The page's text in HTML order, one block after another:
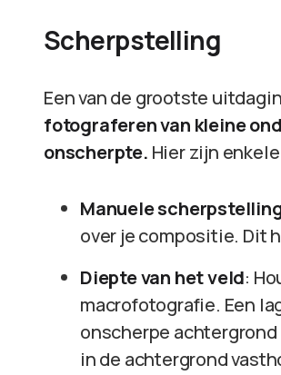
Scherpstelling
Een van de grootste
fotograferen van kleine
onscherpte. Hier zijn
Manuele
over je compositie. Dit
Diepte van het veld:
macrofotografie. Een
onscherpe
in de achtergrond